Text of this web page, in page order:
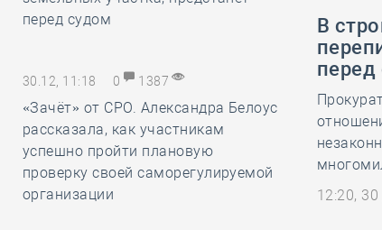
перед судом
30.12, 11:18 0 1387
«Зачёт» от СРО. Александра Белоус
рассказала, как участникам
успешно пройти плановую
проверку своей саморегулируемой
организации
В
перед
12:20,